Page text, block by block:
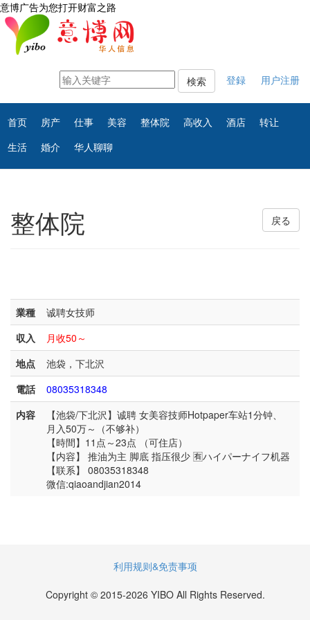
意博广告为您打开财富之路
検索 登録 用户注册
首页 房产 仕事 美容 整体院 高收入 酒店
转让
生活
婚介 华人聊聊
戻る
整体院
業種
诚聘女技师
収入
月收50～
地点
池袋，下北沢
電話
08035318348
内容
【池袋/下北沢】诚聘 女美容技师Hotpaper车站1分钟、
月入50万～（不够补）
【時間】11点～23点 （可住店）
【内容】 推油为主 脚底 指压很少 🈶ハイパーナイフ机器
【联系】 08035318348
微信:qiaoandjian2014
利用规则&免责事项
Copyright © 2015-2026 YIBO All Rights Reserved.